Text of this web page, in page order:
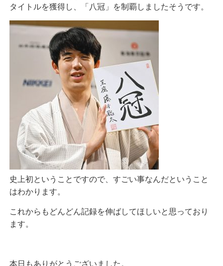
タイトルを獲得し、「八冠」を制覇しましたそうです。
史上初ということですので、すごい事なんだということ
はわかります。
これからもどんどん記録を伸ばしてほしいと思っており
ます。
本日もありがとうございました。